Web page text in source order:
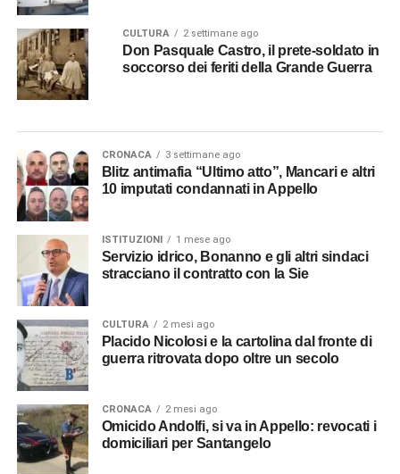
CULTURA 2 settimane ago
Don Pasquale Castro, il prete-soldato in
soccorso dei feriti della Grande Guerra
CRONACA 3 settimane ago
Blitz antimafia “Ultimo atto”, Mancari e altri
10 imputati condannati in Appello
ISTITUZIONI 1 mese ago
Servizio idrico, Bonanno e gli altri sindaci
stracciano il contratto con la Sie
CULTURA 2 mesi ago
Placido Nicolosi e la cartolina dal fronte di
guerra ritrovata dopo oltre un secolo
CRONACA 2 mesi ago
Omicido Andolfi, si va in Appello: revocati i
domiciliari per Santangelo